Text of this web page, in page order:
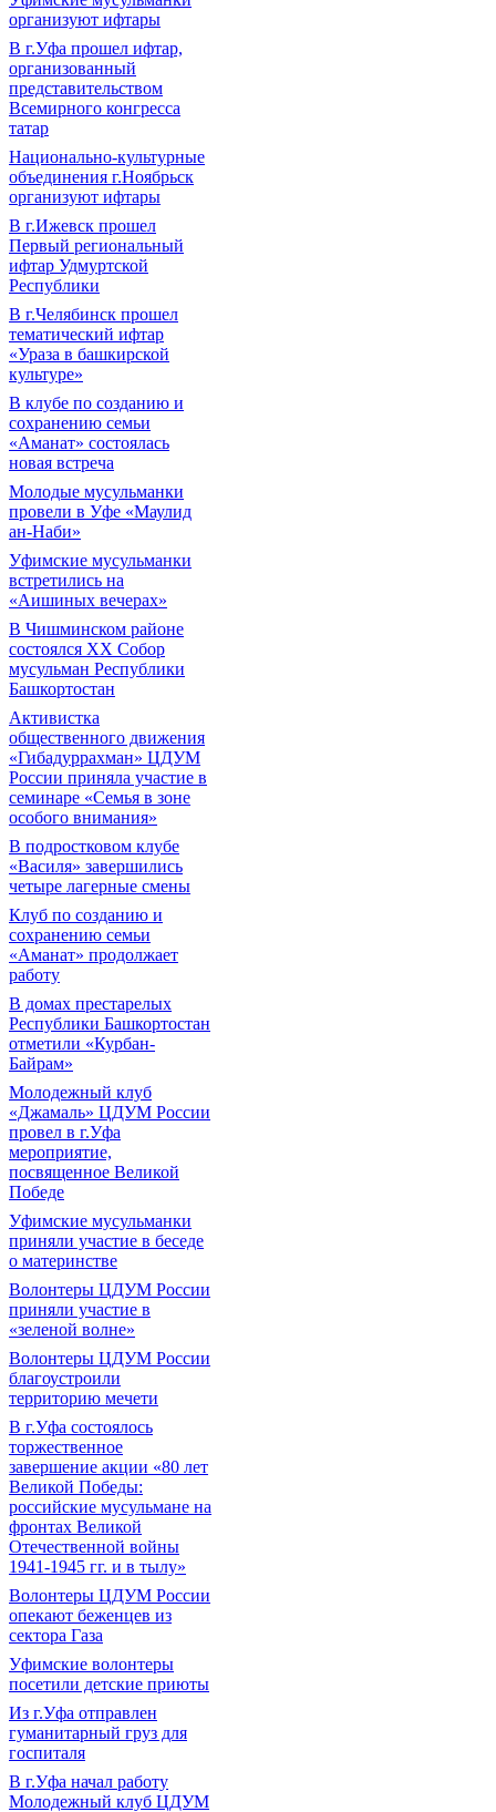
организуют ифтары
В г.Уфа прошел ифтар,
организованный
представительством
Всемирного конгресса
татар
Национально-культурные
объединения г.Ноябрьск
организуют ифтары
В г.Ижевск прошел
Первый региональный
ифтар Удмуртской
Республики
В г.Челябинск прошел
тематический ифтар
«Ураза в башкирской
культуре»
В клубе по созданию и
сохранению семьи
«Аманат» состоялась
новая встреча
Молодые мусульманки
провели в Уфе «Маулид
ан-Наби»
Уфимские мусульманки
встретились на
«Аишиных вечерах»
В Чишминском районе
состоялся XX Собор
мусульман Республики
Башкортостан
Активистка
общественного движения
«Гибадуррахман» ЦДУМ
России приняла участие в
семинаре «Семья в зоне
особого внимания»
В подростковом клубе
«Василя» завершились
четыре лагерные смены
Клуб по созданию и
сохранению семьи
«Аманат» продолжает
работу
В домах престарелых
Республики Башкортостан
отметили «Курбан-
Байрам»
Молодежный клуб
«Джамаль» ЦДУМ России
провел в г.Уфа
мероприятие,
посвященное Великой
Победе
Уфимские мусульманки
приняли участие в беседе
о материнстве
Волонтеры ЦДУМ России
приняли участие в
«зеленой волне»
Волонтеры ЦДУМ России
благоустроили
территорию мечети
В г.Уфа состоялось
торжественное
завершение акции «80 лет
Великой Победы:
российские мусульмане на
фронтах Великой
Отечественной войны
1941-1945 гг. и в тылу»
Волонтеры ЦДУМ России
опекают беженцев из
сектора Газа
Уфимские волонтеры
посетили детские приюты
Из г.Уфа отправлен
гуманитарный груз для
госпиталя
В г.Уфа начал работу
Молодежный клуб ЦДУМ